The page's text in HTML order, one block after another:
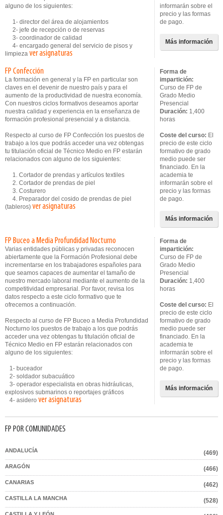
alguno de los siguientes:
1- director del área de alojamientos
2- jefe de recepción o de reservas
3- coordinador de calidad
4- encargado general del servicio de pisos y
limpieza ver asignaturas
informarán sobre el
precio y las formas
de pago.
Más información
FP Confección
La formación en general y la FP en particular son
claves en el devenir de nuestro país y para el
aumento de la productividad de nuestra economía.
Con nuestros ciclos formativos deseamos aportar
nuestra calidad y experiencia en la enseñanza de
formación profesional presencial y a distancia.
Respecto al curso de FP Confección los puestos de
trabajo a los que podrás acceder una vez obtengas
tu titulación oficial de Técnico Medio en FP estarán
relacionados con alguno de los siguientes:
1. Cortador de prendas y artículos textiles
2. Cortador de prendas de piel
3. Costurero
4. Preparador del cosido de prendas de piel
(tableros) ver asignaturas
Forma de
impartición:
Curso de FP de
Grado Medio
Presencial
Duración: 1,400
horas
Coste del curso: El
precio de este ciclo
formativo de grado
medio puede ser
financiado. En la
academia te
informarán sobre el
precio y las formas
de pago.
Más información
FP Buceo a Media Profundidad Nocturno
Varias entidades públicas y privadas reconocen
abiertamente que la Formación Profesional debe
incrementarse en los trabajadores españoles para
que seamos capaces de aumentar el tamaño de
nuestro mercado laboral mediante el aumento de la
competitividad empresarial. Por favor, revisa los
datos respecto a este ciclo formativo que te
ofrecemos a continuación.
Respecto al curso de FP Buceo a Media Profundidad
Nocturno los puestos de trabajo a los que podrás
acceder una vez obtengas tu titulación oficial de
Técnico Medio en FP estarán relacionados con
alguno de los siguientes:
1- buceador
2- soldador subacuático
3- operador especialista en obras hidráulicas,
explosivos submarinos o reportajes gráficos
4- asidero ver asignaturas
Forma de
impartición:
Curso de FP de
Grado Medio
Presencial
Duración: 1,400
horas
Coste del curso: El
precio de este ciclo
formativo de grado
medio puede ser
financiado. En la
academia te
informarán sobre el
precio y las formas
de pago.
Más información
FP POR COMUNIDADES
ANDALUCÍA (469)
ARAGÓN (466)
CANARIAS (462)
CASTILLA LA MANCHA (528)